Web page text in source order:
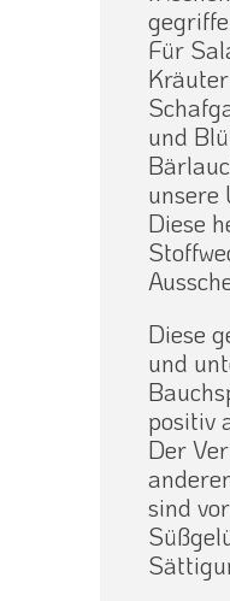
Für
und
unsere
Diese
Diese
und
positiv
Der
sind